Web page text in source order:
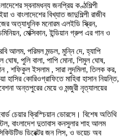
স্বনামধন্য জনপ্রিয় কণ্ঠশিল্পী
ও বাংলাদেশের বিখ্যাত জাদুশিল্পী রাজীব
অত্যাধুনিক মনোরম এলইডি স্ক্রিন,
মেক্সিকান, ইন্ডিয়ান গ্রুপ এর গান ও
আলম, পরিমল মন্ডল, মুন্নি দে, হ্যাপি
ঘোষ, পুলি বালা, পাপি মোনা, শিমুল ঘোষ,
, শফিকুল ইসলাম , সারা লুদমিলা, তিলক কর,
কোরিওগ্রাফিতে মাহিবা হাসান নিয়ন্তি,
অন্তপুরের মেয়ে ও মন্জুরী নৃত্যালয়ের
চেয়ার ক্রিস্চিয়ান ডোরসে। বিশেষ অতিথি
বাংলাদেশ দুতাবাস কনসুলার শাহ আলম
ডিরেক্টর জন লিস, ও ভয়েচ অব